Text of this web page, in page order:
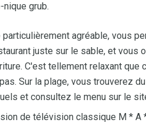
grub.
particulièrement agréable, vous
juste sur le sable, et vous
C'est tellement relaxant que
Sur la plage, vous trouverez
et consultez le menu sur le
de télévision classique M * A